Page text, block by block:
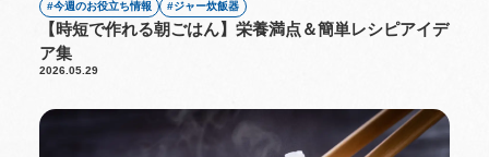
今週のお役立ち情報 ジャー炊飯器
【時短で作れる朝ごはん】栄養満点＆簡単レシピアイデ
ア集
2026.05.29